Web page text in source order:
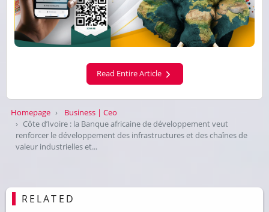
Read Entire Article
Homepage
Business | Ceo
Côte d’Ivoire : la Banque africaine de développement veut
renforcer le développement des infrastructures et des chaînes de
valeur industrielles et...
RELATED